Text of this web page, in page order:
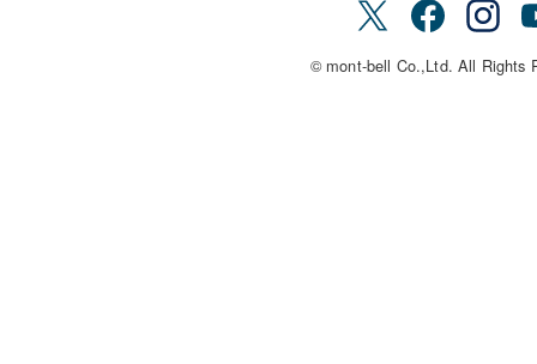
© mont-bell Co.,Ltd. All Rights